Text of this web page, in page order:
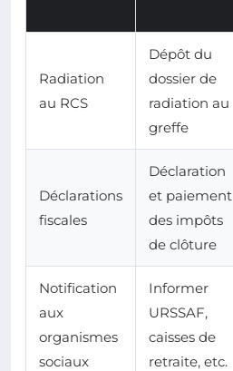
Radiation
au RCS
Dépôt du
dossier de
radiation au
greffe
Déclarations
fiscales
Déclaration
et paiement
des impôts
de clôture
Notification
aux
organismes
sociaux
Informer
URSSAF,
caisses de
retraite, etc.